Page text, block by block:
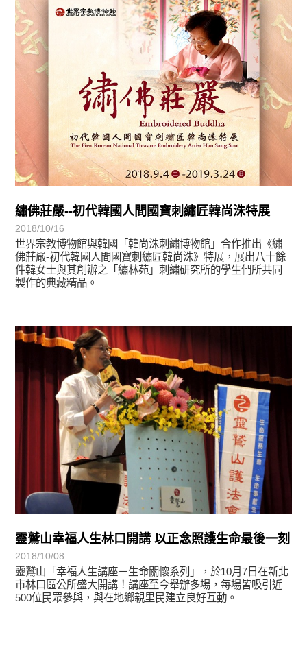
繡佛莊嚴--初代韓國人間國寶刺繡匠韓尚洙特展
2018/10/16
世界宗教博物館與韓國「韓尚洙刺繡博物館」合作推出《繡
佛莊嚴-初代韓國人間國寶刺繡匠韓尚洙》特展，展出八十餘
件韓女士與其創辦之「繡林苑」刺繡研究所的學生們所共同
製作的典藏精品。
教育活動
靈鷲山幸福人生林口開講 以正念照護生命最後一刻
2018/10/08
靈鷲山「幸福人生講座－生命關懷系列」，於10月7日在新北
市林口區公所盛大開講！講座至今舉辦多場，每場皆吸引近
500位民眾參與，與在地鄉親里民建立良好互動。